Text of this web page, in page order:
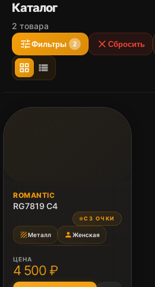
Каталог
2 товара
tuneФильтры 2 close Сбросить
grid_view
view_list
ROMANTIC
RG7819 C4
●СЗ ОЧКИ
textureМеталл personЖенская
ЦЕНА
4 500 ₽